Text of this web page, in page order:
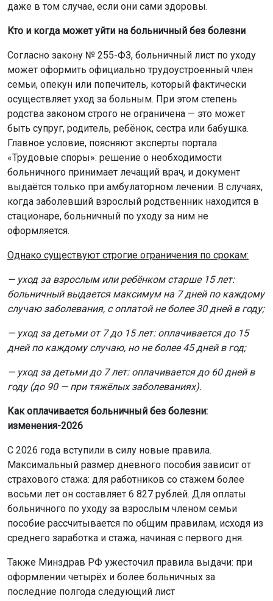
даже в том случае, если они сами здоровы.
Кто и когда может уйти на больничный без болезни
Согласно закону № 255-ФЗ, больничный лист по уходу
может оформить официально трудоустроенный член
семьи, опекун или попечитель, который фактически
осуществляет уход за больным. При этом степень
родства законом строго не ограничена — это может
быть супруг, родитель, ребёнок, сестра или бабушка.
Главное условие, поясняют эксперты портала
«Трудовые споры»: решение о необходимости
больничного принимает лечащий врач, и документ
выдаётся только при амбулаторном лечении. В случаях,
когда заболевший взрослый родственник находится в
стационаре, больничный по уходу за ним не
оформляется.
Однако существуют строгие ограничения по срокам:
— уход за взрослым или ребёнком старше 15 лет:
больничный выдается максимум на 7 дней по каждому
случаю заболевания, с оплатой не более 30 дней в году;
— уход за детьми от 7 до 15 лет: оплачивается до 15
дней по каждому случаю, но не более 45 дней в год;
— уход за детьми до 7 лет: оплачивается до 60 дней в
году (до 90 — при тяжёлых заболеваниях).
Как оплачивается больничный без болезни:
изменения-2026
С 2026 года вступили в силу новые правила.
Максимальный размер дневного пособия зависит от
страхового стажа: для работников со стажем более
восьми лет он составляет 6 827 рублей. Для оплаты
больничного по уходу за взрослым членом семьи
пособие рассчитывается по общим правилам, исходя из
среднего заработка и стажа, начиная с первого дня.
Также Минздрав РФ ужесточил правила выдачи: при
оформлении четырёх и более больничных за
последние полгода следующий лист